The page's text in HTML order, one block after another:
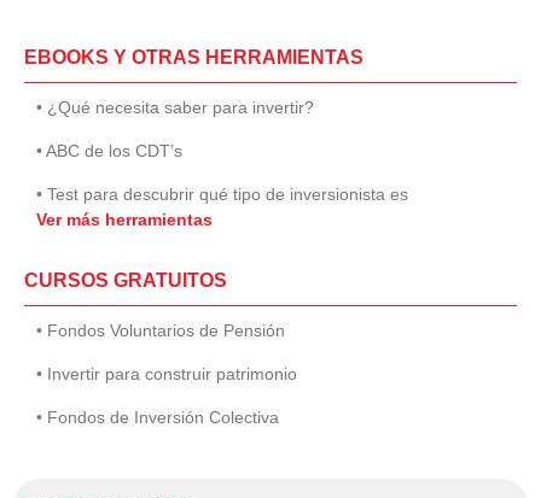
EBOOKS Y OTRAS HERRAMIENTAS
• ¿Qué necesita saber para invertir?
• ABC de los CDT’s
• Test para descubrir qué tipo de inversionista es
Ver más herramientas
CURSOS GRATUITOS
• Fondos Voluntarios de Pensión
• Invertir para construir patrimonio
• Fondos de Inversión Colectiva